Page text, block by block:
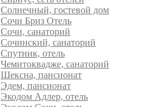
Солнечный, гостевой дом
Сочи Бриз Отель
Сочи, санаторий
Сочинский, санаторий
Спутник, отель
Чемитоквадже, санаторий
Шексна, пансионат
Эдем, пансионат
Экодом Адлер, отель